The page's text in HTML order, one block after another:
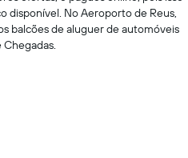
disponível. No Aeroporto de Reus,
balcões de aluguer de automóveis